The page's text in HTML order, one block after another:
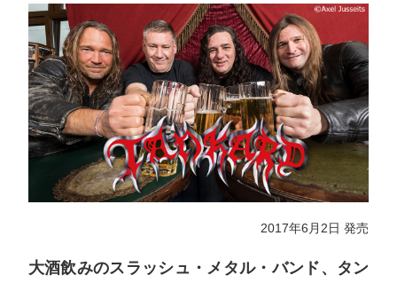
2017年6月2日 発売
大酒飲みのスラッシュ・メタル・バンド、タン